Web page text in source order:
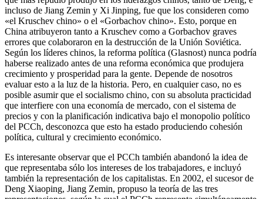
incluso de Jiang Zemin y Xi Jinping, fue que los consideren como
«el Kruschev chino» o el «Gorbachov chino». Esto, porque en
China atribuyeron tanto a Kruschev como a Gorbachov graves
errores que colaboraron en la destrucción de la Unión Soviética.
Según los líderes chinos, la reforma política (Glasnost) nunca podría
haberse realizado antes de una reforma económica que produjera
crecimiento y prosperidad para la gente. Depende de nosotros
evaluar esto a la luz de la historia. Pero, en cualquier caso, no es
posible asumir que el socialismo chino, con su absoluta practicidad
que interfiere con una economía de mercado, con el sistema de
precios y con la planificación indicativa bajo el monopolio político
del PCCh, desconozca que esto ha estado produciendo cohesión
política, cultural y crecimiento económico.
Es interesante observar que el PCCh también abandonó la idea de
que representaba sólo los intereses de los trabajadores, e incluyó
también la representación de los capitalistas. En 2002, el sucesor de
Deng Xiaoping, Jiang Zemin, propuso la teoría de las tres